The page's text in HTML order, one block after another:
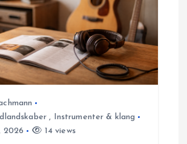
, Instrumenter & klang
2026
14 views